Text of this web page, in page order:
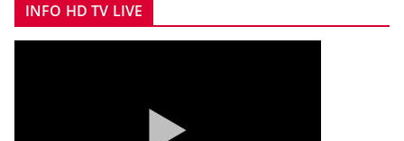
INFO HD TV LIVE